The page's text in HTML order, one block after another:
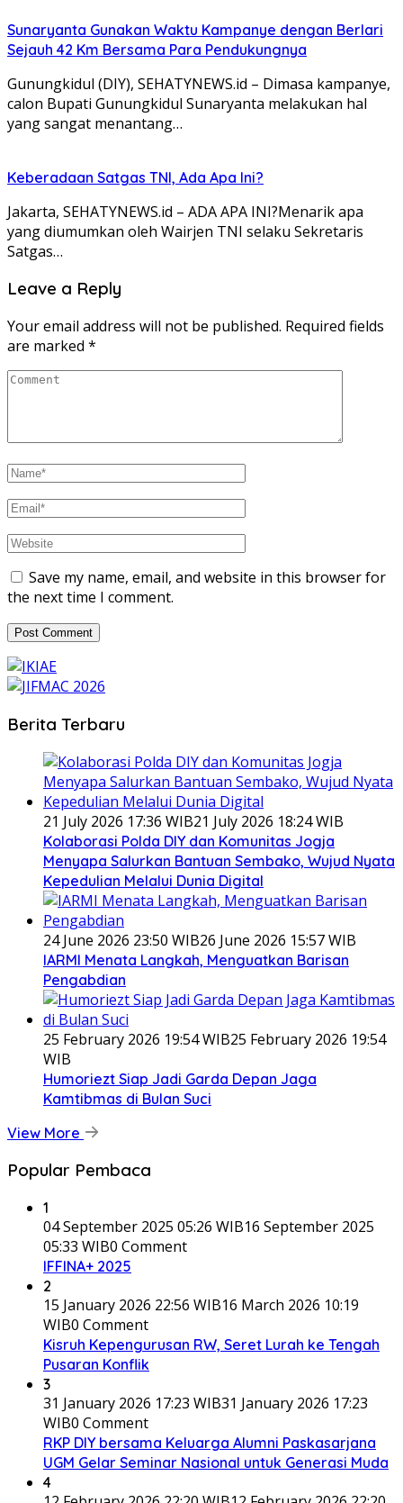
Sunaryanta Gunakan Waktu Kampanye dengan Berlari
Sejauh 42 Km Bersama Para Pendukungnya
Gunungkidul (DIY), SEHATYNEWS.id – Dimasa kampanye,
calon Bupati Gunungkidul Sunaryanta melakukan hal
yang sangat menantang…
Keberadaan Satgas TNI, Ada Apa Ini?
Jakarta, SEHATYNEWS.id – ADA APA INI?Menarik apa
yang diumumkan oleh Wairjen TNI selaku Sekretaris
Satgas…
Leave a Reply
Your email address will not be published. Required fields
are marked *
Save my name, email, and website in this browser for
the next time I comment.
Berita Terbaru
21 July 2026 17:36 WIB21 July 2026 18:24 WIB
Kolaborasi Polda DIY dan Komunitas Jogja
Menyapa Salurkan Bantuan Sembako, Wujud Nyata
Kepedulian Melalui Dunia Digital
24 June 2026 23:50 WIB26 June 2026 15:57 WIB
IARMI Menata Langkah, Menguatkan Barisan
Pengabdian
25 February 2026 19:54 WIB25 February 2026 19:54
WIB
Humoriezt Siap Jadi Garda Depan Jaga
Kamtibmas di Bulan Suci
View More
Popular Pembaca
1
04 September 2025 05:26 WIB16 September 2025
05:33 WIB0 Comment
IFFINA+ 2025
2
15 January 2026 22:56 WIB16 March 2026 10:19
WIB0 Comment
Kisruh Kepengurusan RW, Seret Lurah ke Tengah
Pusaran Konflik
3
31 January 2026 17:23 WIB31 January 2026 17:23
WIB0 Comment
RKP DIY bersama Keluarga Alumni Paskasarjana
UGM Gelar Seminar Nasional untuk Generasi Muda
4